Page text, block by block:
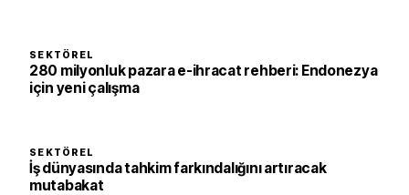
SEKTÖREL
280 milyonluk pazara e-ihracat rehberi: Endonezya
için yeni çalışma
SEKTÖREL
İş dünyasında tahkim farkındalığını artıracak
mutabakat